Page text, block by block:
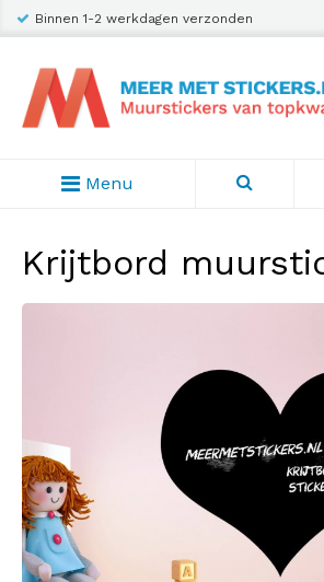
Binnen 1-2 werkdagen verzonden
Menu
Krijtbord